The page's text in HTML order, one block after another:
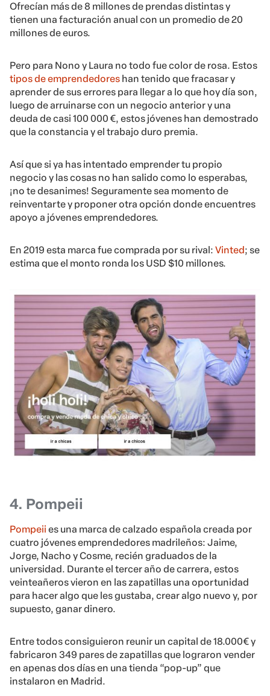
Ofrecían más de 8 millones de prendas distintas y
tienen una facturación anual con un promedio de 20
millones de euros.
Pero para Nono y Laura no todo fue color de rosa. Estos
tipos de emprendedores han tenido que fracasar y
aprender de sus errores para llegar a lo que hoy día son,
luego de arruinarse con un negocio anterior y una
deuda de casi 100 000 €, estos jóvenes han demostrado
que la constancia y el trabajo duro premia.
Así que si ya has intentado emprender tu propio
negocio y las cosas no han salido como lo esperabas,
¡no te desanimes! Seguramente sea momento de
reinventarte y proponer otra opción donde encuentres
apoyo a jóvenes emprendedores.
En 2019 esta marca fue comprada por su rival: Vinted; se
estima que el monto ronda los USD $10 millones.
4. Pompeii
Pompeii es una marca de calzado española creada por
cuatro jóvenes emprendedores madrileños: Jaime,
Jorge, Nacho y Cosme, recién graduados de la
universidad. Durante el tercer año de carrera, estos
veinteañeros vieron en las zapatillas una oportunidad
para hacer algo que les gustaba, crear algo nuevo y, por
supuesto, ganar dinero.
Entre todos consiguieron reunir un capital de 18.000€ y
fabricaron 349 pares de zapatillas que lograron vender
en apenas dos días en una tienda “pop-up” que
instalaron en Madrid.